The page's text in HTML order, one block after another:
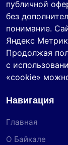
публичной
без
понимание.
Яндекс
Продолжая
с
«cookie»
Навигация
Главная
О Байкале